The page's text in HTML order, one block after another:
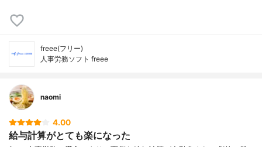
freee(フリー)
人事労務ソフト freee
naomi
4.00
給与計算がとても楽になった